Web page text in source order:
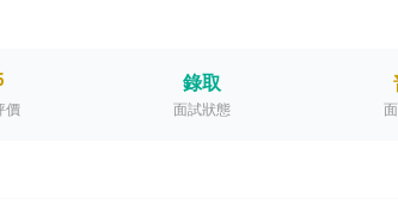
價
錄取
面試狀態